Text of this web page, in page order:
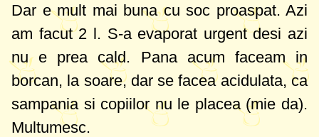
Dar e mult mai buna cu soc proaspat. Azi
am facut 2 l. S-a evaporat urgent desi azi
nu e prea cald. Pana acum faceam in
borcan, la soare, dar se facea acidulata, ca
sampania si copiilor nu le placea (mie da).
Multumesc.